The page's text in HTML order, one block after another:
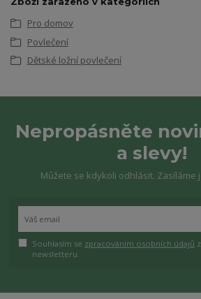
Pro domov
Povlečení
Dětské ložní povlečení
Nepropásněte
a slevy!
Můžete se kdykoli odhlásit. Zasíláme
Souhlasím se zpracováním osobních údajů
newsletteru.